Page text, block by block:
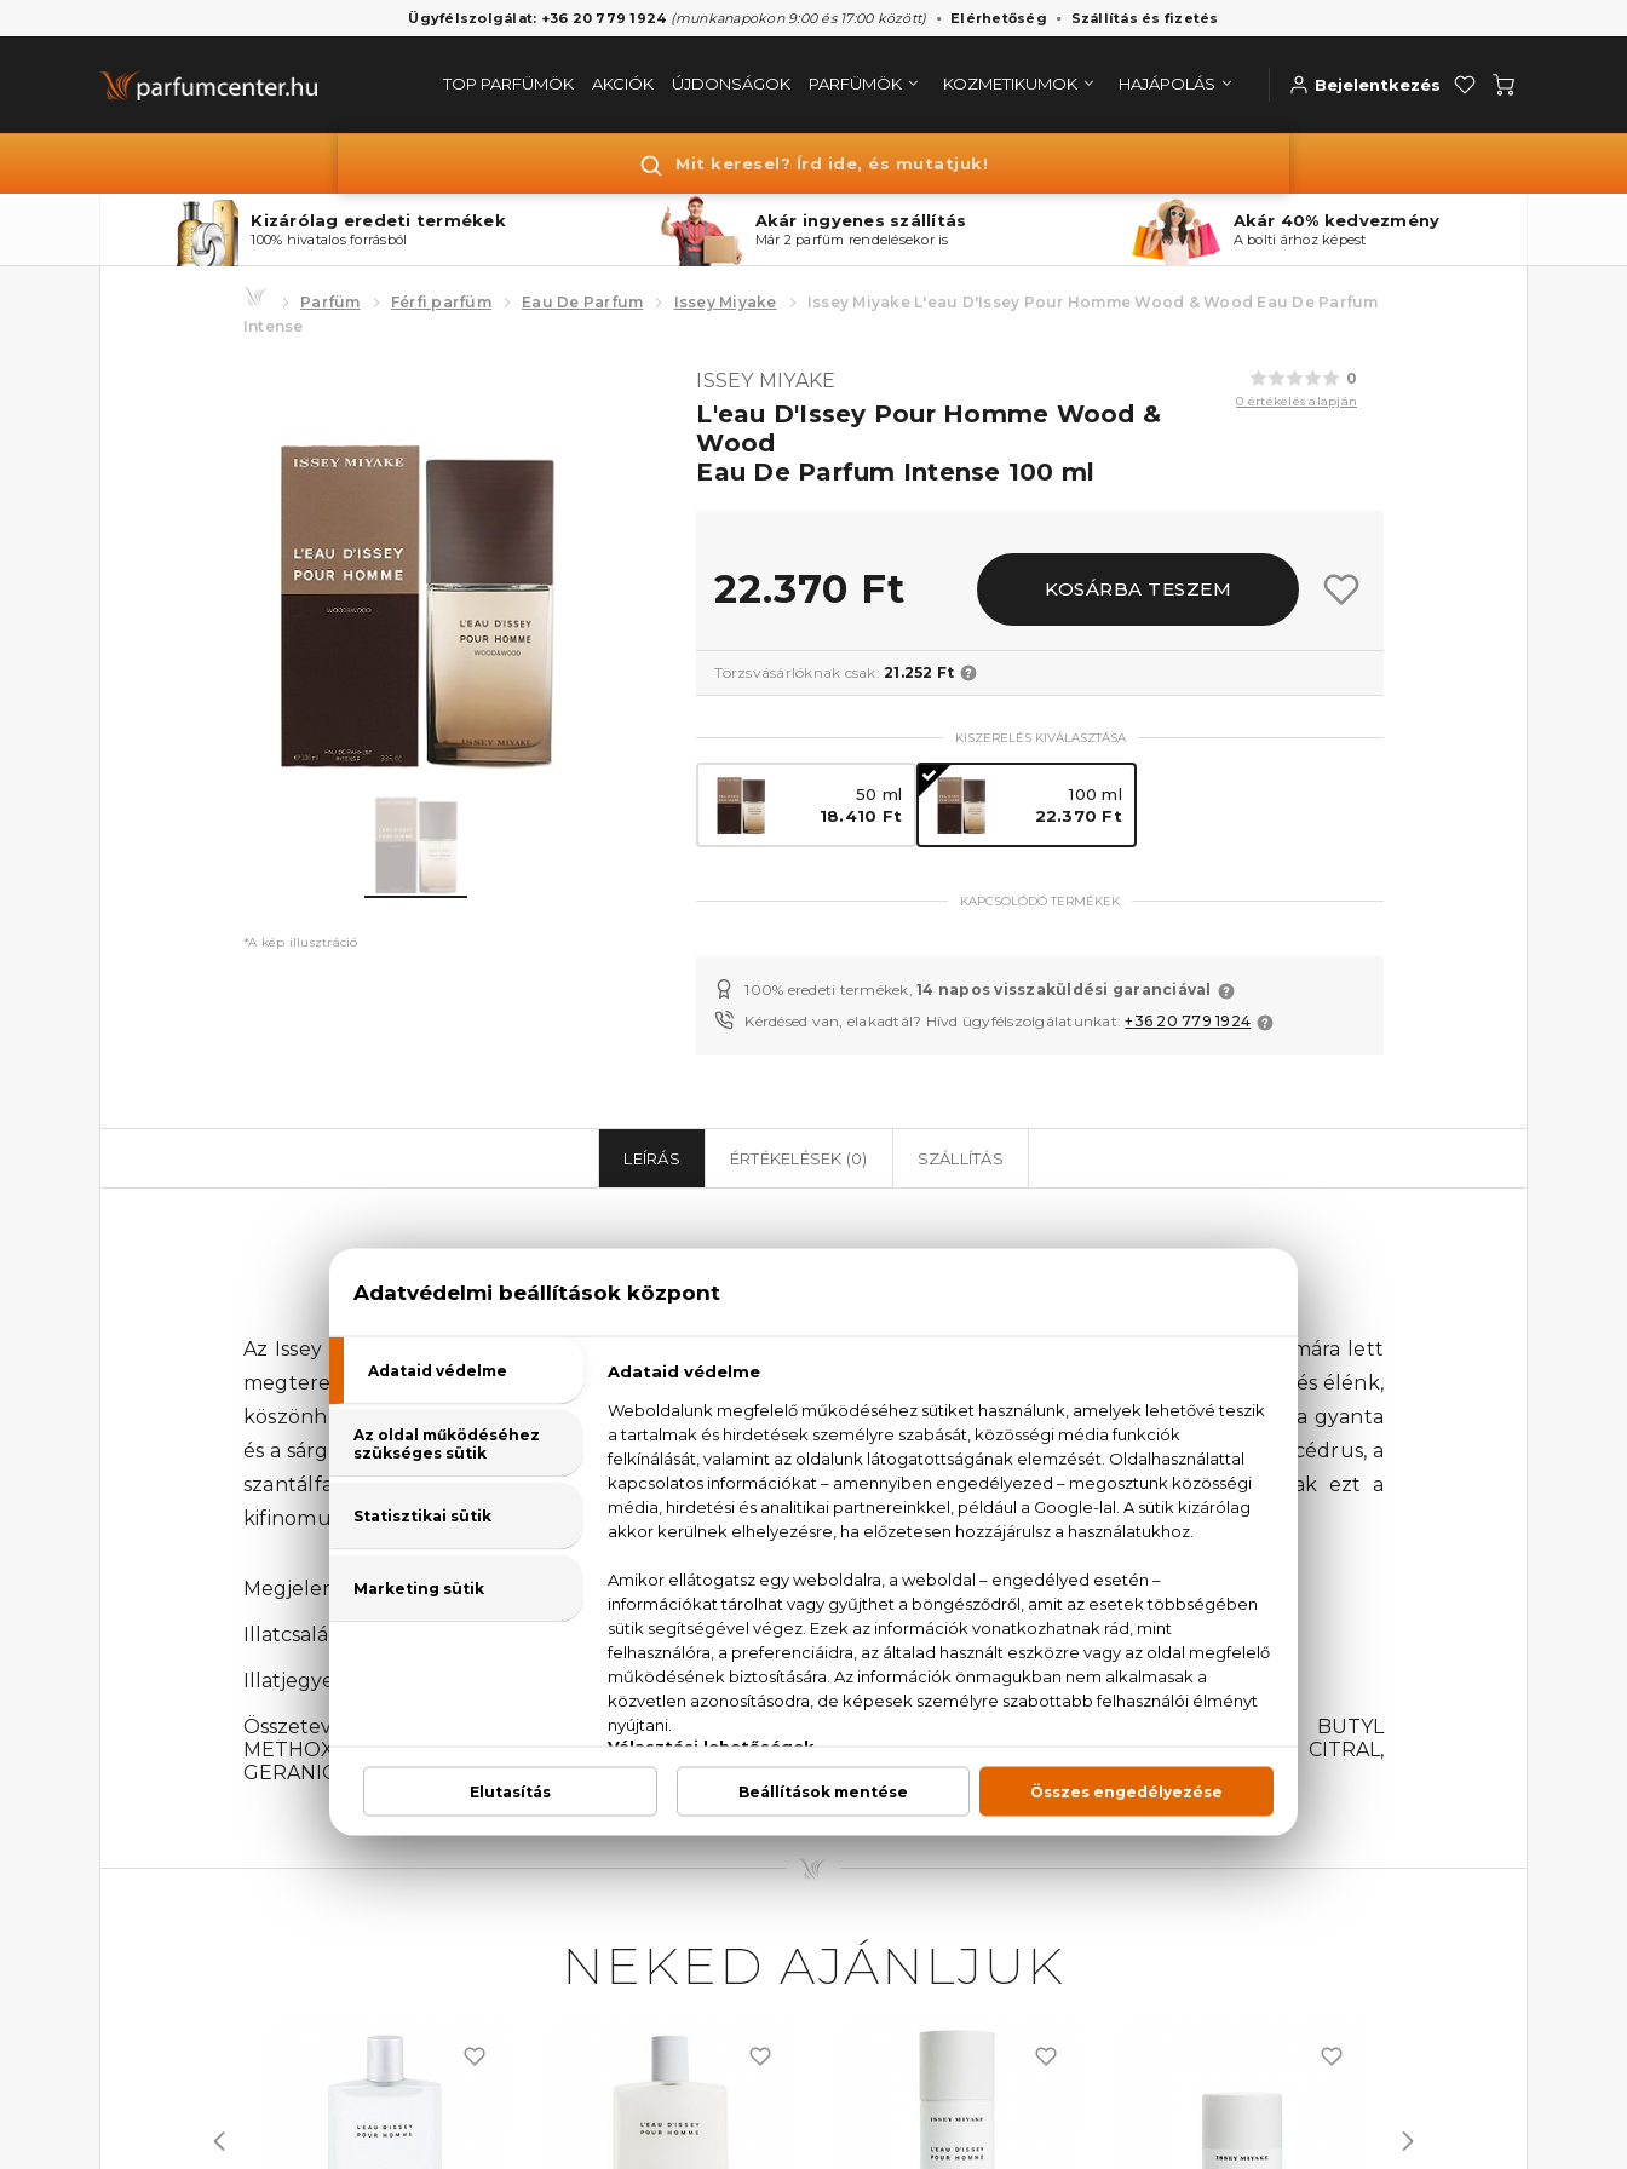
Ügyfélszolgálat: +36 20 779 1924 (munkanapokon 9:00 és 17:00 között) Elérhetőség Szállítás és fizetés
TOP PARFÜMÖK AKCIÓK ÚJDONSÁGOK PARFÜMÖK KOZMETIKUMOK HAJÁPOLÁS Bejelentkezés
Mit keresel? Írd ide, és mutatjuk!
Kizárólag eredeti termékek
100% hivatalos forrásból
Akár ingyenes szállítás
Már 2 parfüm rendelésekor is
Akár 40% kedvezmény
A bolti árhoz képest
Parfüm Férfi parfüm Eau De Parfum Issey Miyake
Issey Miyake L'eau D'Issey Pour Homme Wood & Wood Eau De Parfum
Intense
*A kép illusztráció
0
0 értékelés alapján
ISSEY MIYAKE
L'eau D'Issey Pour Homme Wood &
Wood
Eau De Parfum Intense 100 ml
22.370 Ft KOSÁRBA TESZEM
Törzsvásárlóknak csak:21.252 Ft
KISZERELÉS KIVÁLASZTÁSA
50 ml
18.410 Ft
100 ml
22.370 Ft
KAPCSOLÓDÓ TERMÉKEK
100% eredeti termékek,14 napos visszaküldési garanciával
Kérdésed van, elakadtál? Hívd ügyfélszolgálatunkat:+36 20 779 1924
LEÍRÁS ÉRTÉKELÉSEK (0) SZÁLLÍTÁS
Issey Miyake L'eau D'Issey Pour Homme Wood & Wood Eau De Parfum Intense
Az Issey Miyake L'eau D'Issey Pour Homme Wood & Wood Eau De Parfum Intense a modern férfiak számára lett
megteremtve, akik szeretik kiemelni természetes erejüket és eleganciájukat. Az illat első benyomása friss és élénk,
köszönhetően a grapefruit és a kardamom kombinációjának. A középső jegyekben találkozunk a kanárifa gyanta
és a sárgabarack keverékével, melyek különleges és egyedi karaktert adnak a kompozíciónak. A végén a cédrus, a
szantálfa, az ambroxan, a vetiver, a pacsuli és a pézsma összetevők hozzák létre a fás illatcsaládnak ezt a
kifinomult és erőteljes illatjegyét.
Megjelenési év: 2019
Illatcsalád: Fás
Illatjegyek: grapefruit, kardamom, elemi, sárgabarack, cédrus, szantálfa, ambroxan, vetiver, pacsuli, pézsma
Összetevők: ALCOHOL, PARFUM (FRAGRANCE), AQUA (WATER), LIMONENE, LINALOOL, BUTYL
METHOXYDIBENZOYLMETHANE, ETHYLHEXYL METHOXYCINNAMATE, CITRONELLOL, COUMARIN, CITRAL,
GERANIOL, EUGENOL, FARNESOL, CINNAMAL, BHT, CI 60730 (EXT. VIOLET 2)
NEKED AJÁNLJUK